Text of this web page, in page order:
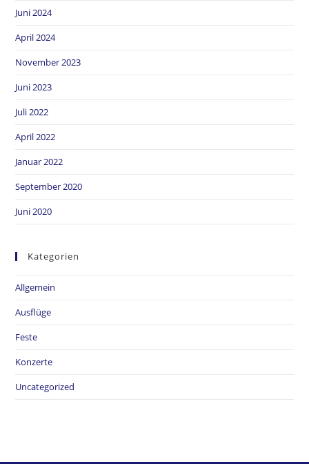
Juni 2024
April 2024
November 2023
Juni 2023
Juli 2022
April 2022
Januar 2022
September 2020
Juni 2020
Kategorien
Allgemein
Ausflüge
Feste
Konzerte
Uncategorized